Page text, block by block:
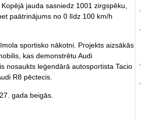
jauda sasniedz 1001 zirgspēku,
paātrinājums no 0 līdz 100 km/h
sportisko nākotni. Projekts aizsākās
kas demonstrētu Audi
nosaukts leģendārā autosportista Tacio
R8 pēctecis.
gada beigās.